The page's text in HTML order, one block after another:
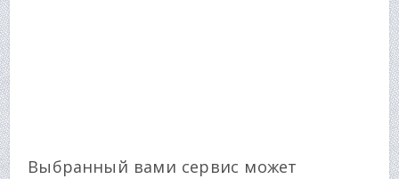
Выбранный вами сервис может